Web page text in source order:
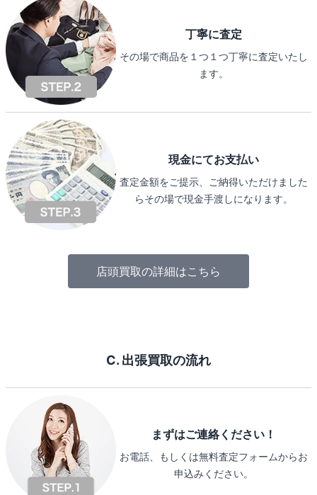
丁寧に査定
その場で商品を１つ１つ丁寧に査定いたし
ます。
現金にてお支払い
査定金額をご提示、ご納得いただけました
らその場で現金手渡しになります。
店頭買取の詳細はこちら
C. 出張買取の流れ
まずはご連絡ください！
お電話、もしくは無料査定フォームからお
申込みください。